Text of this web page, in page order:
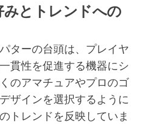
とトレンドへの
ターの台頭は、プレイヤ
貫性を促進する機器にシ
のアマチュアやプロのゴ
ザインを選択するように
トレンドを反映していま